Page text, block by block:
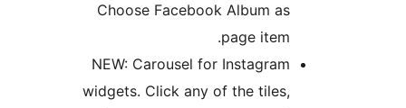
Choose Facebook
NEW: Carousel for
widgets. Click any of the